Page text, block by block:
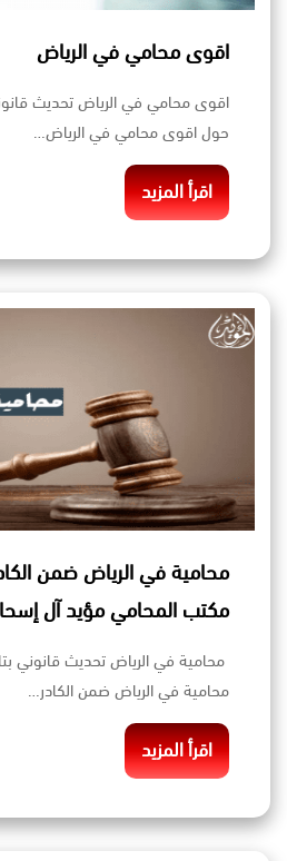
اقوى محامي في الرياض
حول اقوى محامي في الرياض…
اقرأ المزيد
محامية في الرياض ضمن
مكتب المحامي مؤيد آل
محامية في الرياض ضمن الكادر…
اقرأ المزيد